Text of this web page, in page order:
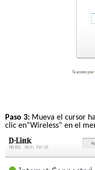
Paso 3: Mueva el cursor
clic en”Wireless” en el